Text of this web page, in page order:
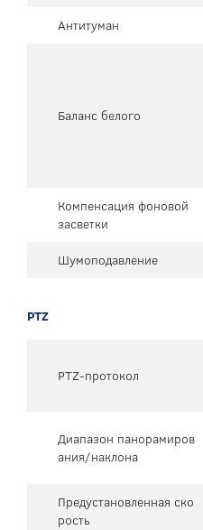
Антитуман
Баланс белого
Компенсация фоновой
засветки
Шумоподавление
PTZ
PTZ-протокол
Диапазон панорамиров
ания/наклона
Предустановленная ско
рость